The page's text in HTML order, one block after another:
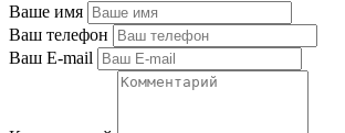
Ваше имя
Ваш телефон
Ваш E-mail